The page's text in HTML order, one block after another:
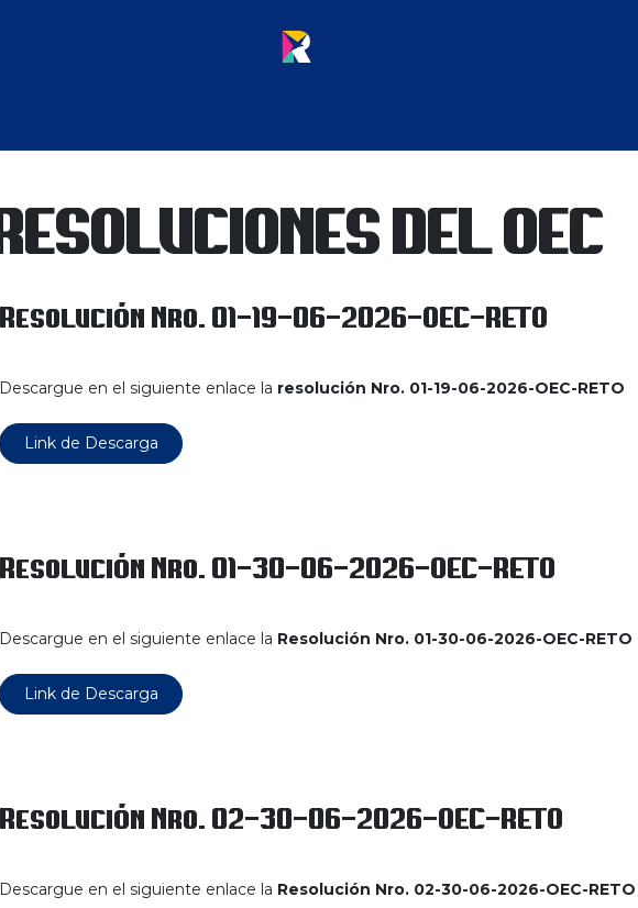
RESOLUCIONES DEL OEC
Resolución Nro. 01-19-06-2026-OEC-RETO
Descargue en el siguiente enlace la resolución Nro. 01-19-06-2026-OEC-RETO
Link de Descarga
Resolución Nro. 01-30-06-2026-OEC-RETO
Descargue en el siguiente enlace la Resolución Nro. 01-30-06-2026-OEC-RETO
Link de Descarga
Resolución Nro. 02-30-06-2026-OEC-RETO
Descargue en el siguiente enlace la Resolución Nro. 02-30-06-2026-OEC-RETO